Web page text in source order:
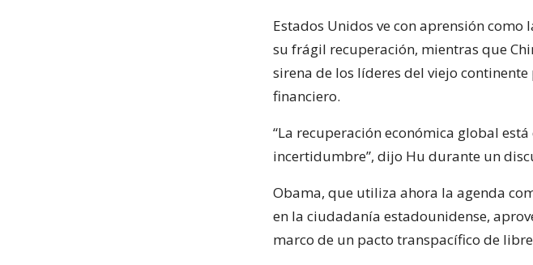
Estados Unidos ve con aprensión
su frágil recuperación, mientras que
sirena de los líderes del viejo
financiero.
“La recuperación económica global
incertidumbre”, dijo Hu durante un
Obama, que utiliza ahora la agenda
en la ciudadanía estadounidense,
marco de un pacto transpacífico de